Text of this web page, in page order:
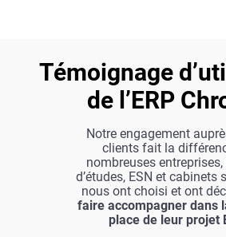
Témoignage
de l’ERP
Notre engagement
clients fait la
nombreuses
d’études, ESN et cabinets
nous ont choisi et ont
faire accompagner dans
place de leur projet